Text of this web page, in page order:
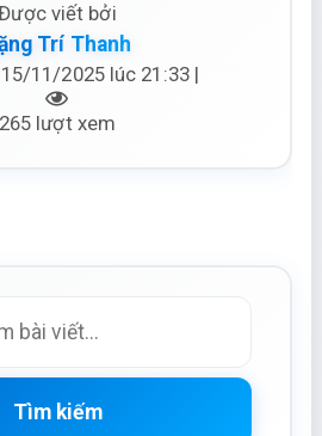
viết bởi
Trí Thanh
11/2025 lúc 21:33 |
265 lượt xem
Tìm kiếm